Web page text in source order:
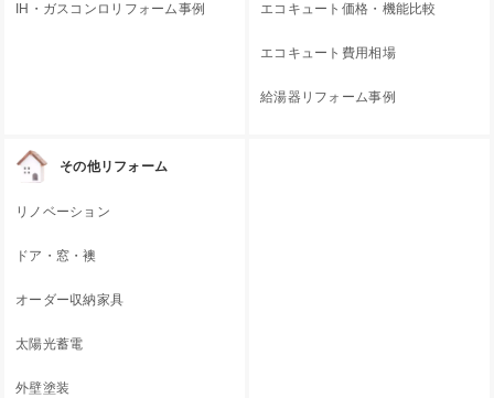
IH・ガスコンロリフォーム事例 エコキュート価格・機能比較
エコキュート費用相場
給湯器リフォーム事例
その他リフォーム
リノベーション
ドア・窓・襖
オーダー収納家具
太陽光蓄電
外壁塗装